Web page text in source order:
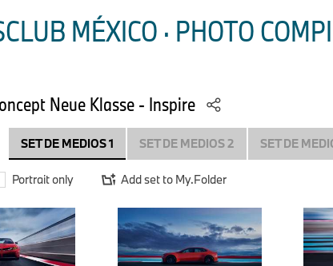
MÉXICO · PHOTO
Neue Klasse - Inspire
SET DE MEDIOS 1 SET DE MEDIOS 2 SET DE
Portrait only Add set to My.Folder